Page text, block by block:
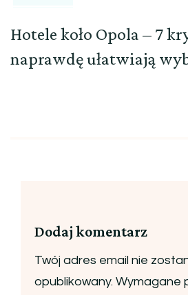
Hotele koło Opola – 7
naprawdę ułatwiają
Dodaj komentarz
Twój adres email nie
opublikowany. Wymagane